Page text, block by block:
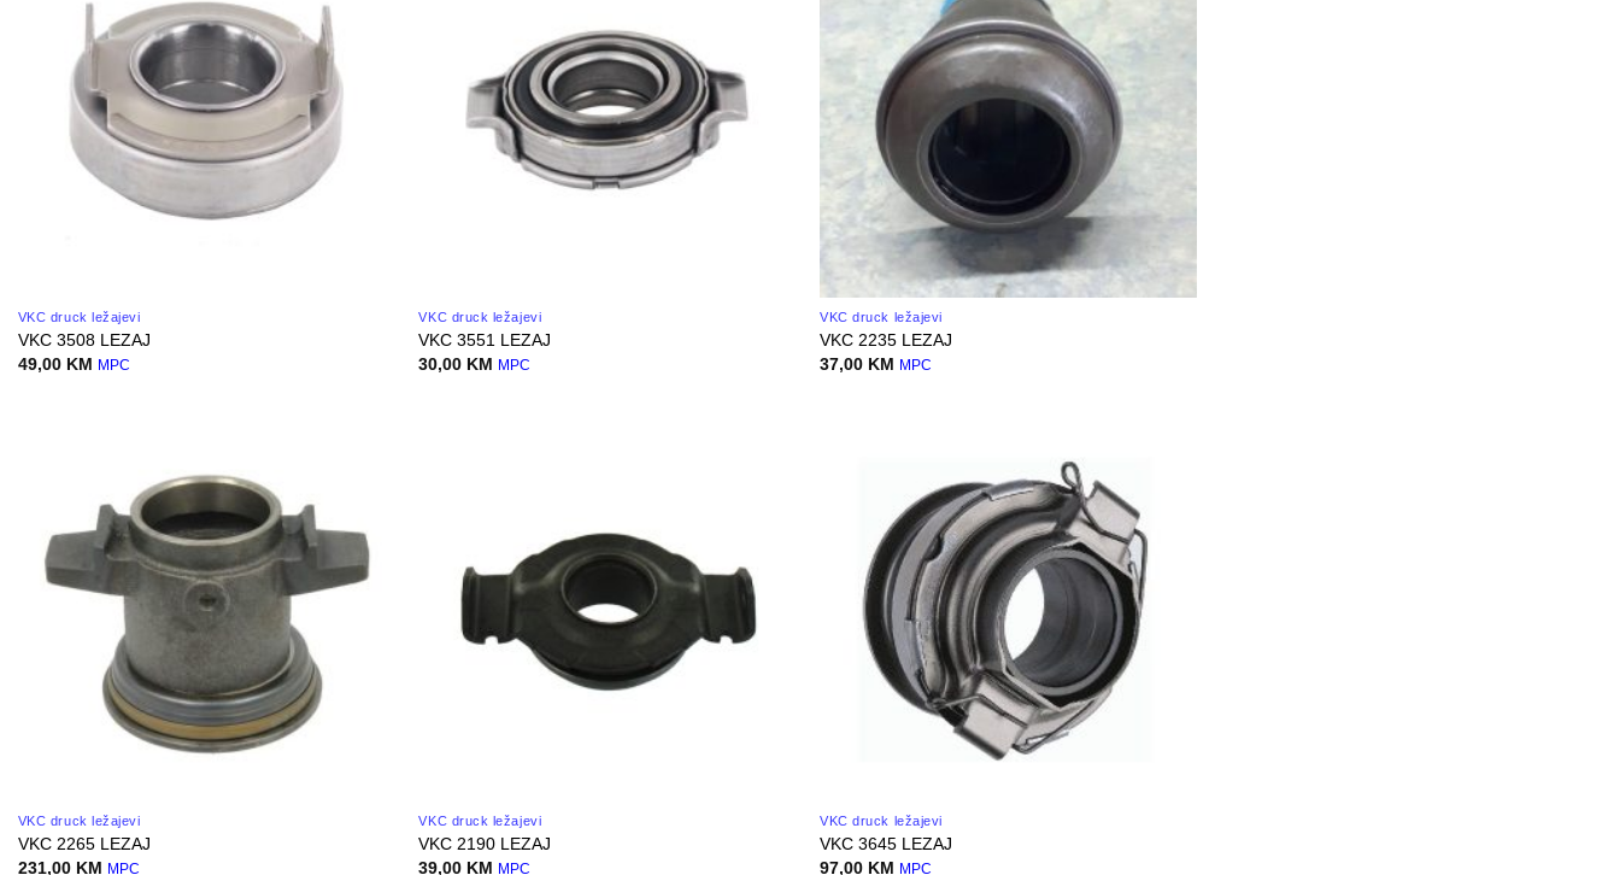
VKC druck ležajevi
VKC 3508 LEZAJ
49,00 KM MPC
VKC druck ležajevi
VKC 3551 LEZAJ
30,00 KM MPC
VKC druck ležajevi
VKC 2235 LEZAJ
37,00 KM MPC
VKC druck ležajevi
VKC 2265 LEZAJ
231,00 KM MPC
VKC druck ležajevi
VKC 2190 LEZAJ
39,00 KM MPC
VKC druck ležajevi
VKC 3645 LEZAJ
97,00 KM MPC